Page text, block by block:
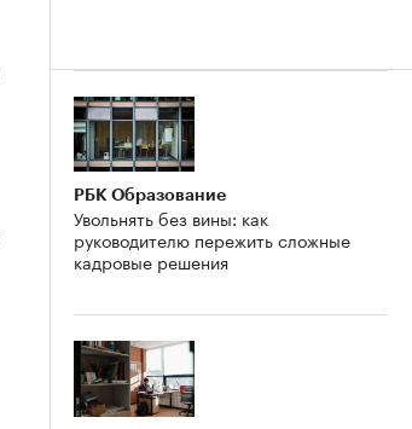
РБК Образование
Увольнять без вины: как
руководителю пережить сложные
кадровые решения